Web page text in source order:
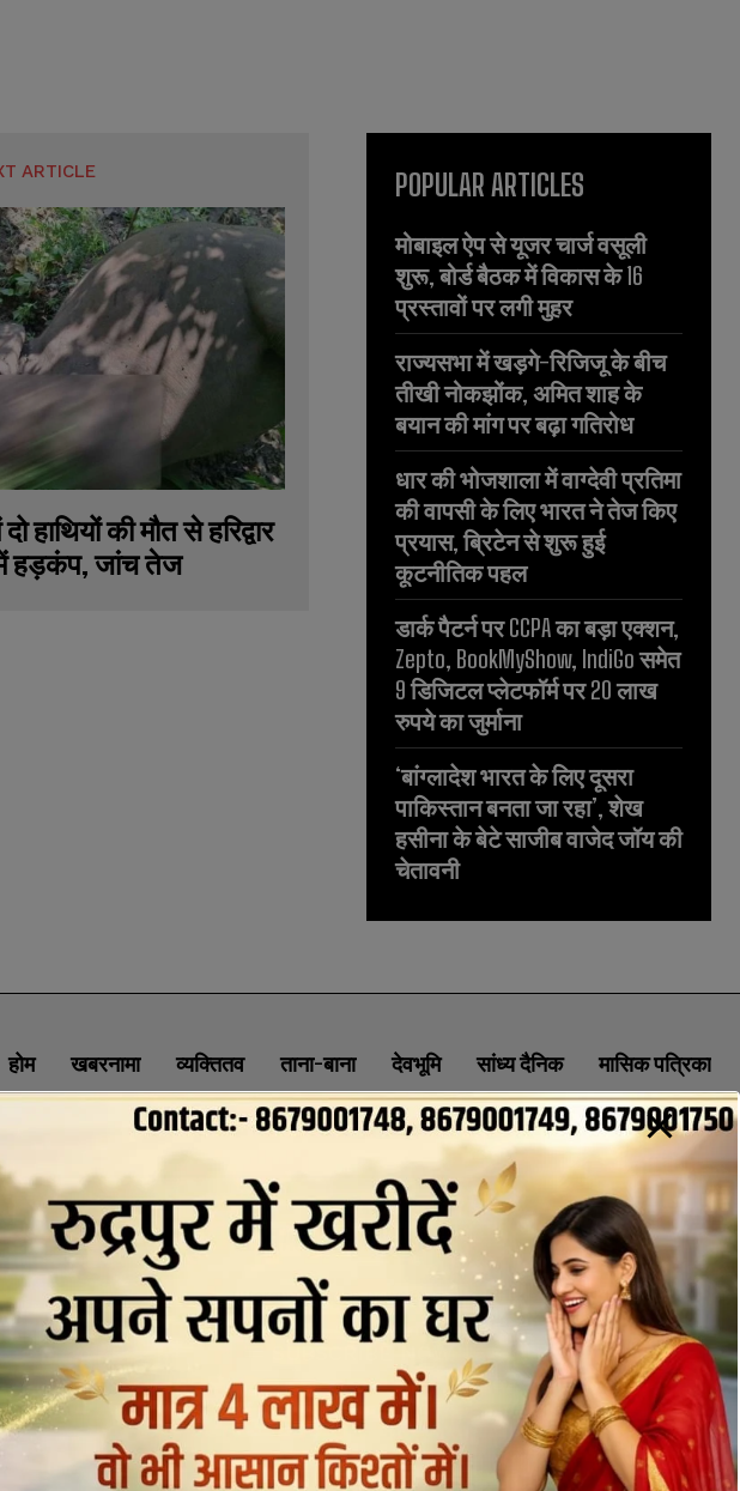
ARTICLE
हाथियों की मौत से हरिद्वार
हड़कंप, जांच तेज
POPULAR ARTICLES
मोबाइल ऐप से यूजर चार्ज वसूली
शुरू, बोर्ड बैठक में विकास के 16
प्रस्तावों पर लगी मुहर
राज्यसभा में खड़गे-रिजिजू के बीच
तीखी नोकझोंक, अमित शाह के
बयान की मांग पर बढ़ा गतिरोध
धार की भोजशाला में वाग्देवी प्रतिमा
की वापसी के लिए भारत ने तेज किए
प्रयास, ब्रिटेन से शुरू हुई
कूटनीतिक पहल
डार्क पैटर्न पर CCPA का बड़ा एक्शन,
Zepto, BookMyShow, IndiGo समेत
9 डिजिटल प्लेटफॉर्म पर 20 लाख
रुपये का जुर्माना
‘बांग्लादेश भारत के लिए दूसरा
पाकिस्तान बनता जा रहा’, शेख
हसीना के बेटे साजीब वाजेद जॉय की
चेतावनी
होम खबरनामा व्यक्तितव ताना-बाना देवभूमि सांध्य दैनिक मासिक पत्रिका
ABOUT CONTACT PRIVACY POLICY NEWSLETTER
CONTACT INFORMATION
uttaranchaldeep.news@gmail.com